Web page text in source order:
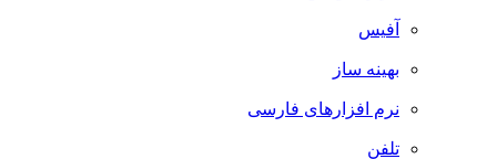
آفیس
بهینه ساز
نرم افزارهای فارسی
تلفن